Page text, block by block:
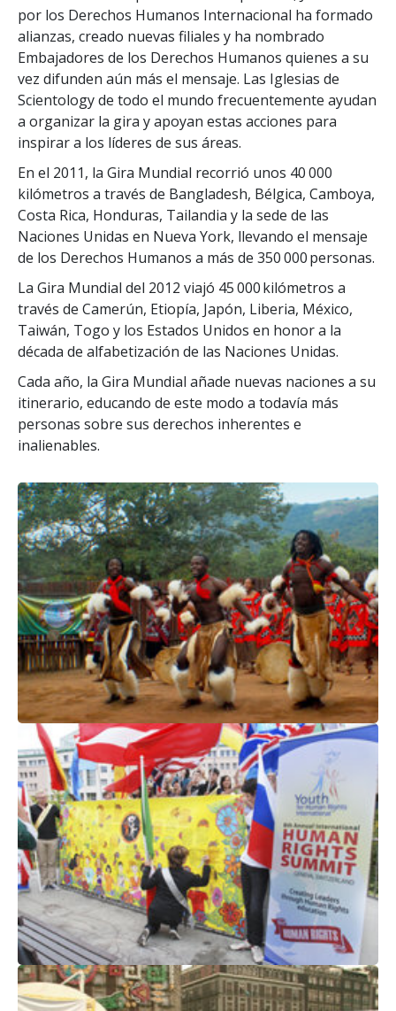
por los Derechos Humanos Internacional ha formado
alianzas, creado nuevas filiales y ha nombrado
Embajadores de los Derechos Humanos quienes a su
vez difunden aún más el mensaje. Las Iglesias de
Scientology de todo el mundo frecuentemente ayudan
a organizar la gira y apoyan estas acciones para
inspirar a los líderes de sus áreas.
En el 2011, la Gira Mundial recorrió unos 40 000
kilómetros a través de Bangladesh, Bélgica, Camboya,
Costa Rica, Honduras, Tailandia y la sede de las
Naciones Unidas en Nueva York, llevando el mensaje
de los Derechos Humanos a más de 350 000 personas.
La Gira Mundial del 2012 viajó 45 000 kilómetros a
través de Camerún, Etiopía, Japón, Liberia, México,
Taiwán, Togo y los Estados Unidos en honor a la
década de alfabetización de las Naciones Unidas.
Cada año, la Gira Mundial añade nuevas naciones a su
itinerario, educando de este modo a todavía más
personas sobre sus derechos inherentes e
inalienables.